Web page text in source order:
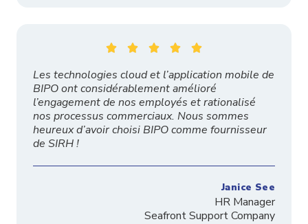
    
Les technologies cloud et l’application mobile de
BIPO ont considérablement amélioré
l’engagement de nos employés et rationalisé
nos processus commerciaux. Nous sommes
heureux d’avoir choisi BIPO comme fournisseur
de SIRH !
Janice See
HR Manager
Seafront Support Company